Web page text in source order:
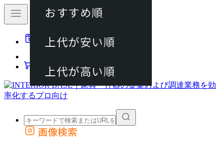
動画マニュアル
カート
外部サイトの商品をカートに追加
画像検索
おすすめ順
上代が安い順
上代が高い順